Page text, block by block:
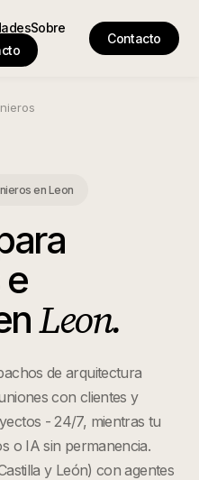
Sobre
Contacto
en Leon
Leon.
de arquitectura
con clientes y
- 24/7, mientras tu
o IA sin permanencia.
y León) con agentes